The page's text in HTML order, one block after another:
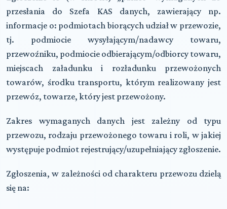
przesłania do Szefa KAS danych, zawierający np.
informacje o: podmiotach biorących udział w przewozie,
tj. podmiocie wysyłającym/nadawcy towaru,
przewoźniku, podmiocie odbierającym/odbiorcy towaru,
miejscach załadunku i rozładunku przewożonych
towarów, środku transportu, którym realizowany jest
przewóz, towarze, który jest przewożony.
Zakres wymaganych danych jest zależny od typu
przewozu, rodzaju przewożonego towaru i roli, w jakiej
występuje podmiot rejestrujący/uzupełniający zgłoszenie.
Zgłoszenia, w zależności od charakteru przewozu dzielą
się na: